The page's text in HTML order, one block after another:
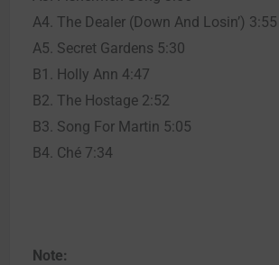
A4. The Dealer (Down And Losin’) 3:55
A5. Secret Gardens 5:30
B1. Holly Ann 4:47
B2. The Hostage 2:52
B3. Song For Martin 5:05
B4. Ché 7:34
Note: